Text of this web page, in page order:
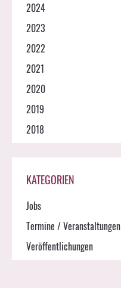
2024
2023
2022
2021
2020
2019
2018
KATEGORIEN
Jobs
Termine / Veranstaltungen
Veröffentlichungen